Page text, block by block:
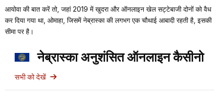
आयोवा की बात करें तो, जहां 2019 में खुदरा और ऑनलाइन खेल सट्टेबाजी दोनों को वैध
कर दिया गया था, ओमाहा, जिसमें नेब्रास्का की लगभग एक चौथाई आबादी रहती है, इसकी
सीमा पर है।
नेब्रास्का अनुशंसित ऑनलाइन कैसीनो
सभी को देखें